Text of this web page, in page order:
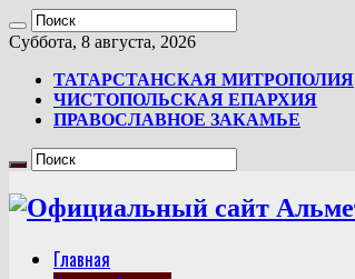
Суббота, 8 августа, 2026
ТАТАРСТАНСКАЯ МИТРОПОЛИЯ
ЧИСТОПОЛЬСКАЯ ЕПАРХИЯ
ПРАВОСЛАВНОЕ ЗАКАМЬЕ
Главная